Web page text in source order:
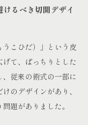
るべき切開デザイ
こひだ）」という皮
て、ぱっちりとした
従来の術式の一部に
のデザインがあり、
題がありました。